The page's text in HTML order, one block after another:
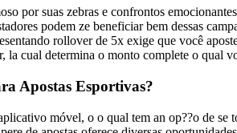
por suas zebras e confrontos
podem ze beneficiar bem dessas
rollover de 5x exige que você
cual determina o monto complete o qual
Apostas Esportivas?
móvel, o o qual tem an op??o de se